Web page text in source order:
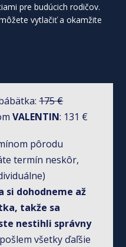
pre budúcich rodičov.
vytlačiť a okamžite
175 €
VALENTIN: 131 €
pôrodu
termín neskôr,
dohodneme až
takže sa
nestihli správny
všetky ďaľšie